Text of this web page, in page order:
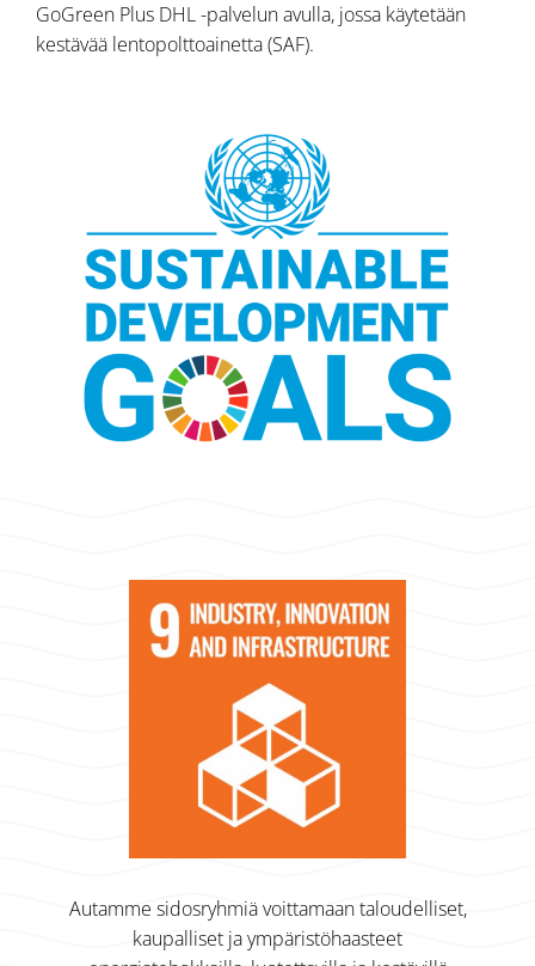
GoGreen Plus DHL -palvelunavulla, jossa käytetään
kestävää lentopolttoainetta (SAF).
Autamme sidosryhmiä voittamaan taloudelliset,
kaupalliset ja ympäristöhaasteet